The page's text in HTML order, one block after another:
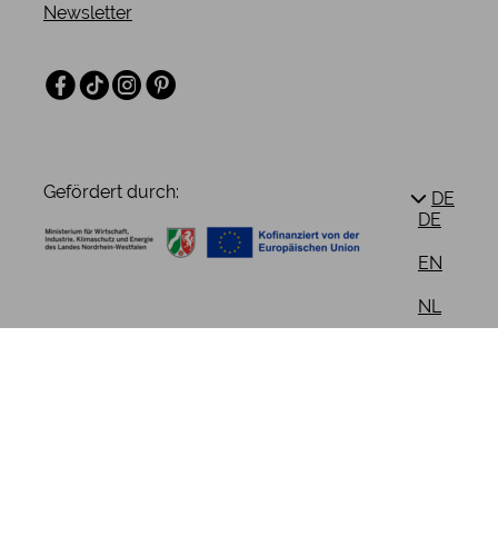
Newsletter
Facebook
TikTokInstagramPinterest
Gefördert durch:
DE
DE
EN
NL